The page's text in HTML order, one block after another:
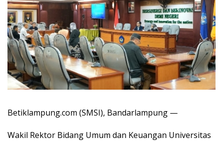
Betiklampung.com (SMSI), Bandarlampung —
Wakil Rektor Bidang Umum dan Keuangan Universitas